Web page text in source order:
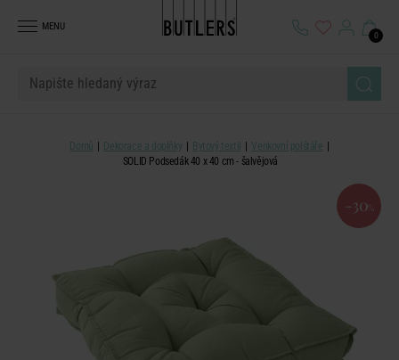
MENU
0
Domů Dekorace a doplňky Bytový textil
Venkovní polštáře
SOLID Podsedák 40 x 40 cm - šalvějová
-30 %